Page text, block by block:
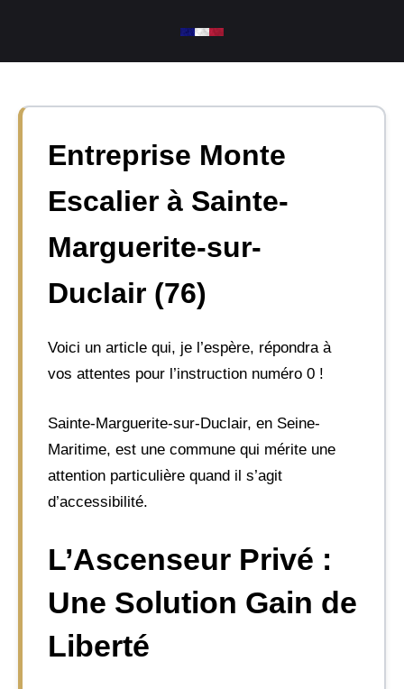
contenu
Entreprise Monte
Escalier à Sainte-
Marguerite-sur-
Duclair (76)
Voici un article qui, je l’espère, répondra à
vos attentes pour l’instruction numéro 0 !
Sainte-Marguerite-sur-Duclair, en Seine-
Maritime, est une commune qui mérite une
attention particulière quand il s’agit
d’accessibilité.
L’Ascenseur Privé :
Une Solution Gain de
Liberté